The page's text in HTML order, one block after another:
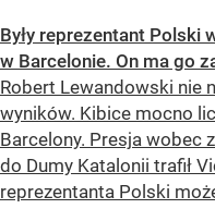
Były reprezentant Polski
w Barcelonie. On ma go
Robert Lewandowski nie
wyników. Kibice mocno
Barcelony. Presja wobec
do Dumy Katalonii trafił
reprezentanta Polski